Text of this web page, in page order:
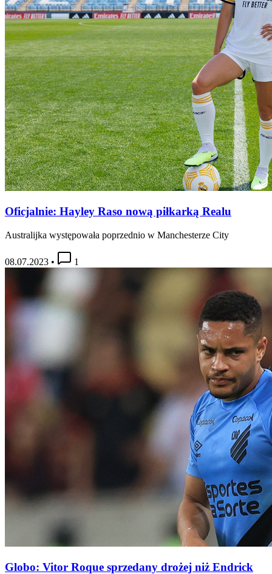
Oficjalnie: Hayley Raso nową piłkarką Realu
Australijka występowała poprzednio w Manchesterze City
08.07.2023 • 1
Globo: Vitor Roque sprzedany drożej niż Endrick